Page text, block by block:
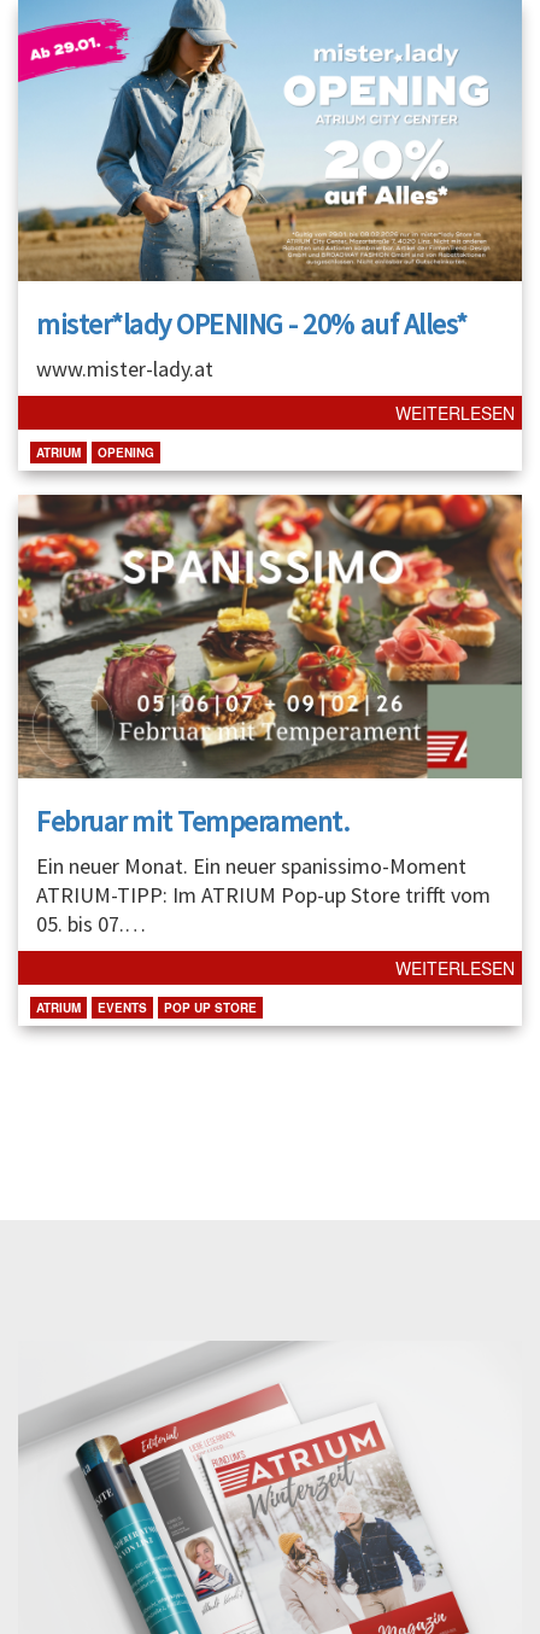
mister*lady OPENING - 20% auf Alles*
www.mister-lady.at
WEITERLESEN
ATRIUM OPENING
Februar mit Temperament.
Ein neuer Monat. Ein neuer spanissimo-Moment
ATRIUM-TIPP: Im ATRIUM Pop-up Store trifft vom
05. bis 07.…
WEITERLESEN
ATRIUM EVENTS POP UP STORE